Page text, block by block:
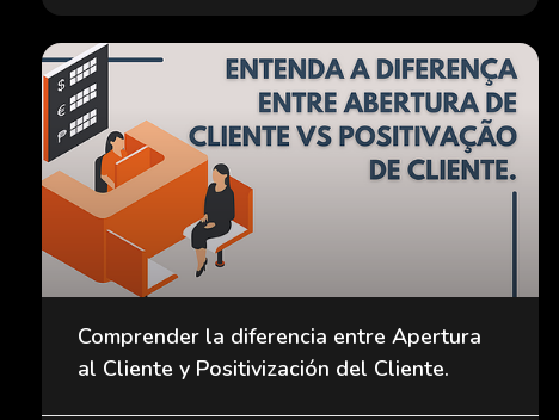
Comprender la diferencia entre Apertura
al Cliente y Positivización del Cliente.